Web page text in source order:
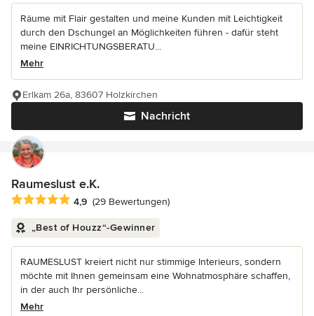
Räume mit Flair gestalten und meine Kunden mit Leichtigkeit
durch den Dschungel an Möglichkeiten führen - dafür steht
meine EINRICHTUNGSBERATU...
Mehr
Nachricht
Erlkam 26a, 83607 Holzkirchen
Raumeslust e.K.
Durchschnittliche Bewertung: 4.9 von 5 Sternen
4,9 (29 Bewertungen)
„Best of Houzz“-Gewinner
RAUMESLUST kreiert nicht nur stimmige Interieurs, sondern
möchte mit Ihnen gemeinsam eine Wohnatmosphäre schaffen,
in der auch Ihr persönliche...
Mehr